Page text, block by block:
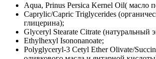
Aqua, Prinus Persica Kernel Oil( масло
Caprylic/Capric Triglycerides
глицерина);
Glyceryl Stearate Citrate (натуральный
Ethylhexyl Isononanoate;
Polyglyceryl-3 Cetyl Ether Olivate/